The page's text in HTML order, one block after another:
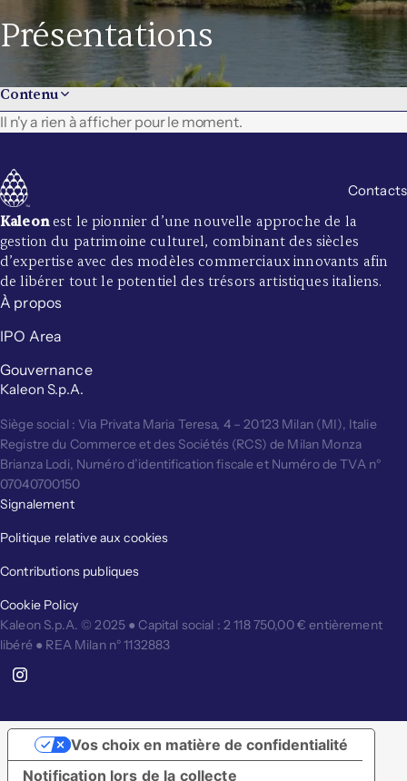
Présentations
Contenu
Couverture des analystes
Calendrier financier
Communiqués financiers
Communiqués de presse institutionnels
Présentations
IPO
Informations pour les Actionnaires
Il n'y a rien à afficher pour le moment.
Contacts
Kaleonest le pionnier d’une nouvelle approche de la
gestion du patrimoine culturel, combinant des siècles
d’expertise avec des modèles commerciaux innovants afin
de libérer tout le potentiel des trésors artistiques italiens.
À propos
IPO Area
Gouvernance
Kaleon S.p.A.
Siège social : Via Privata Maria Teresa, 4 – 20123 Milan (MI), Italie
Registre du Commerce et des Sociétés (RCS) de Milan Monza
Brianza Lodi, Numéro d’identification fiscale et Numéro de TVA n°
07040700150
Signalement
Politique relative aux cookies
Contributions publiques
Cookie Policy
Kaleon S.p.A. © 2025 ● Capital social : 2 118 750,00 € entièrement
libéré ● REA Milan n° 1132883
Notification lors de la collecte
Vos choix en matière de confidentialité